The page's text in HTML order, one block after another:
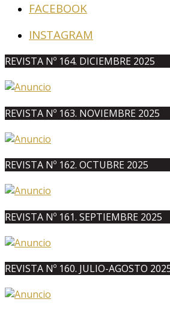
FACEBOOK
INSTAGRAM
REVISTA Nº 164. DICIEMBRE 2025
REVISTA Nº 163. NOVIEMBRE 2025
REVISTA Nº 162. OCTUBRE 2025
REVISTA Nº 161. SEPTIEMBRE 2025
REVISTA Nº 160. JULIO-AGOSTO